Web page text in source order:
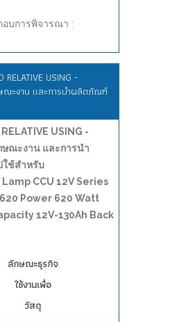
อบการพิจารณา :
RELATIVE USING -
ณะงาน และการนำผลิตภัณฑ์
USING -
ณะงาน และการนำ
ช้สำหรับ
CCU 12V Series
Power 620 Watt
12V-130Ah Back
ลักษณะธุรกิจ
ใช้งานเพื่อ
วัสดุ